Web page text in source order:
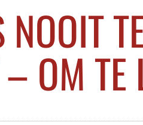
NOOIT
OM TE